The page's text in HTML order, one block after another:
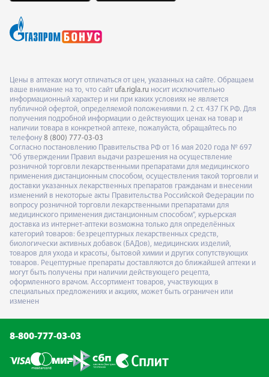
Цены в аптеках могут отличаться от цен, указанных на сайте. Обращаем
ваше внимание на то, что сайт ufa.rigla.ru носит исключительно
информационный характер и ни при каких условиях не является
публичной офертой, определяемой положениями п. 2 ст. 437 ГК РФ. Для
получения подробной информации о действующих ценах на товар и
наличии товара в конкретной аптеке, пожалуйста, обращайтесь по
телефону 8 (800) 777-03-03
Согласно постановлению Правительства РФ от 16 мая 2020 года № 697
"Об утверждении Правил выдачи разрешения на осуществление
розничной торговли лекарственными препаратами для медицинского
применения дистанционным способом, осуществления такой торговли и
доставки указанных лекарственных препаратов гражданам и внесении
изменений в некоторые акты Правительства Российской Федерации по
вопросу розничной торговли лекарственными препаратами для
медицинского применения дистанционным способом", курьерская
доставка из интернет-аптеки возможна только для определённых
категорий товаров: безрецептурных лекарственных средств,
биологически активных добавок (БАДов), медицинских изделий,
товаров для ухода и красоты, бытовой химии и других сопутствующих
товаров. Рецептурные препараты доставляются до ближайшей аптеки и
могут быть получены при наличии действующего рецепта,
оформленного врачом. Ассортимент товаров, участвующих в
специальных предложениях и акциях, может быть ограничен или
изменен
8-800-777-03-03